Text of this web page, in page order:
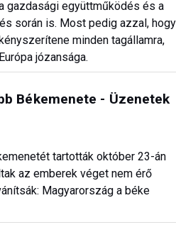
gazdasági együttműködés és a
során is. Most pedig azzal, hogy
minden tagállamra,
józansága.
Békemenete - Üzenetek
tartották október 23-án
az emberek véget nem érő
Magyarország a béke